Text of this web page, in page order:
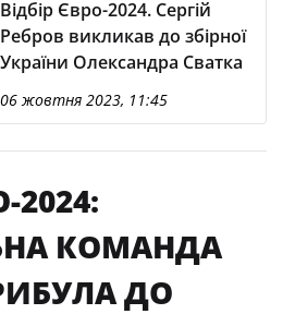
Відбір Євро-2024. Сергій
Ребров викликав до збірної
України Олександра Сватка
06 жовтня 2023, 11:45
2024:
КОМАНДА
ДО